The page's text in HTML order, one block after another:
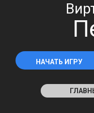
НАЧАТЬ ИГРУ